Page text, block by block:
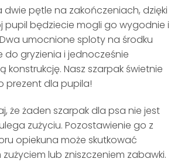
pętle na zakończeniach, dzięki
pupil będziecie mogli go wygodnie i
umocnione sploty na środku
do gryzienia i jednocześnie
konstrukcję. Nasz szarpak świetnie
prezent dla pupila!
że żaden szarpak dla psa nie jest
zużyciu. Pozostawienie go z
opiekuna może skutkować
lub zniszczeniem zabawki.